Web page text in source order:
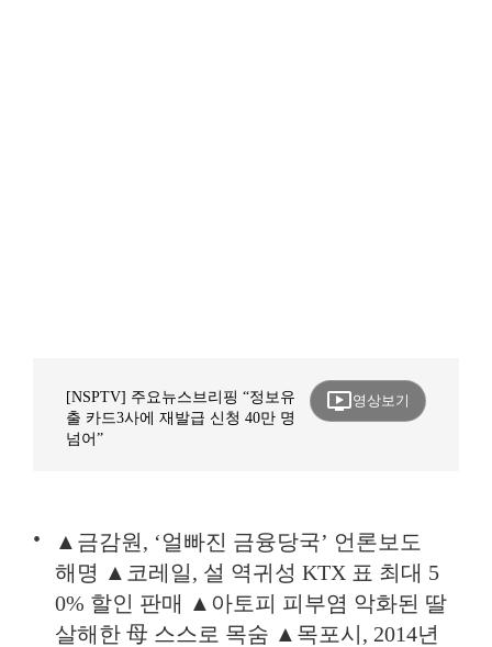
[NSPTV] 주요뉴스브리핑 “정보유
출 카드3사에 재발급 신청 40만 명
넘어”
ondemand_video영상보기
▲금감원, ‘얼빠진 금융당국’ 언론보도
해명 ▲코레일, 설 역귀성 KTX 표 최대 5
0% 할인 판매 ▲아토피 피부염 악화된 딸
살해한 母 스스로 목숨 ▲목포시, 2014년